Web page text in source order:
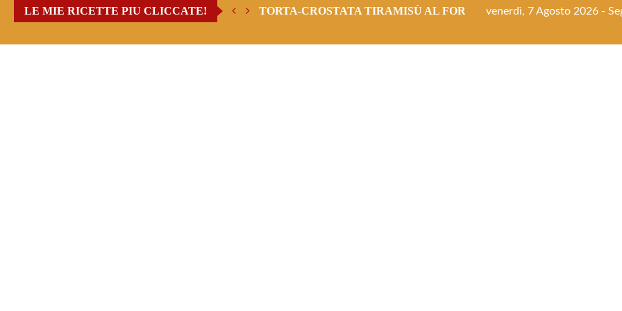
LE MIE RICETTE PIU CLICCATE! TORTA-CROSTATA TIRAMISÙ AL FORNO venerdì, 7 Agosto 2026 -